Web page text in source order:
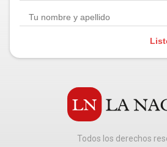
Todos los derechos